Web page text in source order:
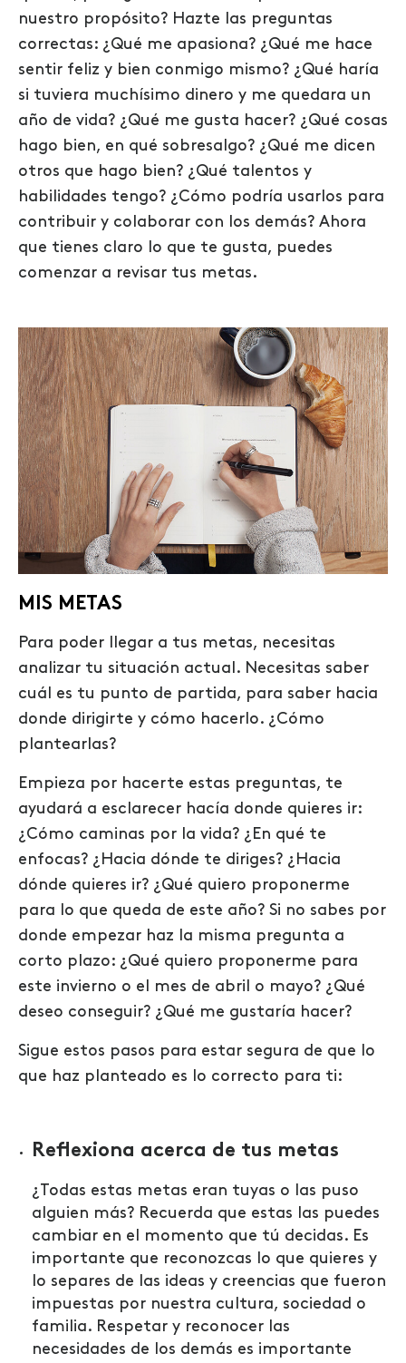
nuestro propósito? Hazte las preguntas
correctas: ¿Qué me apasiona? ¿Qué me hace
sentir feliz y bien conmigo mismo? ¿Qué haría
si tuviera muchísimo dinero y me quedara un
año de vida? ¿Qué me gusta hacer? ¿Qué cosas
hago bien, en qué sobresalgo? ¿Qué me dicen
otros que hago bien? ¿Qué talentos y
habilidades tengo? ¿Cómo podría usarlos para
contribuir y colaborar con los demás? Ahora
que tienes claro lo que te gusta, puedes
comenzar a revisar tus metas.
MIS METAS
Para poder llegar a tus metas, necesitas
analizar tu situación actual. Necesitas saber
cuál es tu punto de partida, para saber hacia
donde dirigirte y cómo hacerlo. ¿Cómo
plantearlas?
Empieza por hacerte estas preguntas, te
ayudará a esclarecer hacía donde quieres ir:
¿Cómo caminas por la vida? ¿En qué te
enfocas? ¿Hacia dónde te diriges? ¿Hacia
dónde quieres ir? ¿Qué quiero proponerme
para lo que queda de este año? Si no sabes por
donde empezar haz la misma pregunta a
corto plazo: ¿Qué quiero proponerme para
este invierno o el mes de abril o mayo? ¿Qué
deseo conseguir? ¿Qué me gustaría hacer?
Sigue estos pasos para estar segura de que lo
que haz planteado es lo correcto para ti:
Reflexiona acerca de tus metas
¿Todas estas metas eran tuyas o las puso
alguien más? Recuerda que estas las puedes
cambiar en el momento que tú decidas. Es
importante que reconozcas lo que quieres y
lo separes de las ideas y creencias que fueron
impuestas por nuestra cultura, sociedad o
familia. Respetar y reconocer las
necesidades de los demás es importante